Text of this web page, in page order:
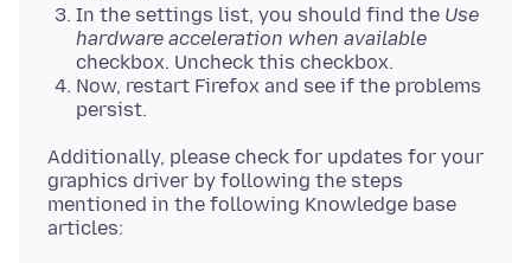
In the settings list, you should find the Use
hardware acceleration when available
checkbox. Uncheck this checkbox.
Now, restart Firefox and see if the problems
persist.
Additionally, please check for updates for your
graphics driver by following the steps
mentioned in the following Knowledge base